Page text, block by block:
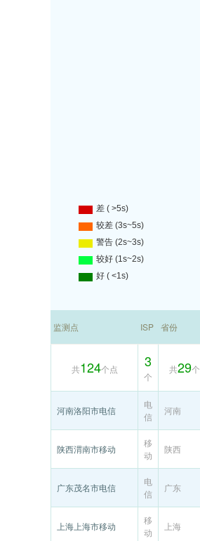
监测点 ISP 省份
共124个点 3
个
共29个
河南洛阳市电信
电
信
河南
陕西渭南市移动
移
动
陕西
广东茂名市电信
电
信
广东
上海上海市移动
移
动
上海